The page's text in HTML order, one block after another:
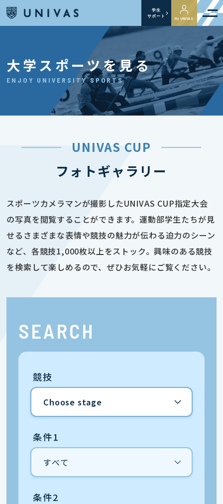
学生
サポート
My UNIVAS
大学スポーツを見る
ENJOY UNIVERSITY SPORTS
UNIVAS CUP
フォトギャラリー
スポーツカメラマンが撮影したUNIVAS CUP指定大会
の写真を閲覧することができます。運動部学生たちが見
せるさまざまな表情や競技の魅力が伝わる迫力のシーン
など、各競技1,000枚以上をストック。興味のある競技
を検索して楽しめるので、ぜひお気軽にご覧ください。
SEARCH
競技
条件1
条件2